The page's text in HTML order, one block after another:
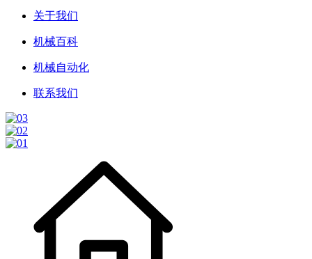
关于我们
机械百科
机械自动化
联系我们